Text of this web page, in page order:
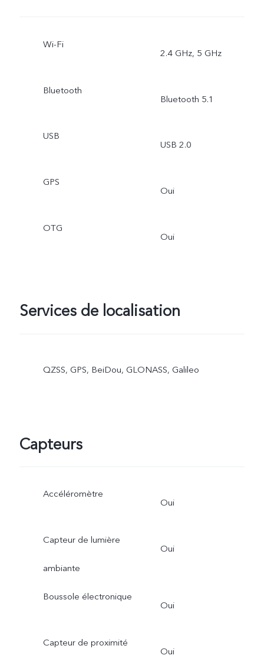
Wi-Fi
2.4 GHz, 5 GHz
Bluetooth
Bluetooth 5.1
USB
USB 2.0
GPS
Oui
OTG
Oui
Services de localisation
QZSS, GPS, BeiDou, GLONASS, Galileo
Capteurs
Accéléromètre
Oui
Capteur de lumière
ambiante
Oui
Boussole électronique
Oui
Capteur de proximité
Oui